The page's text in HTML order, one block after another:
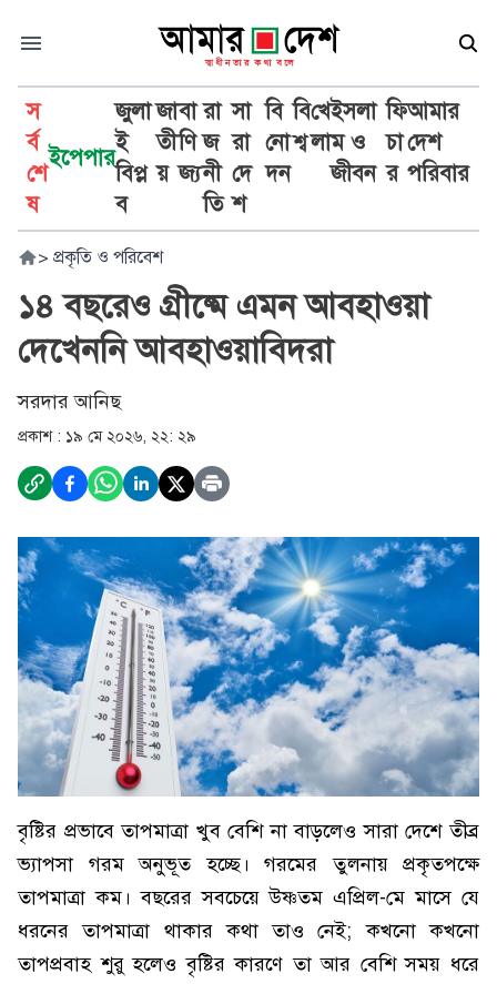
স
র্ব
শে
ষ
ইপেপার
জুলা
ই
বিপ্ল
ব
জা
তী
য়
বা
ণি
জ্য
রা
জ
নী
তি
সা
রা
দে
শ
বি
নো
দন
বি
শ্ব
খে
লা
ইসলা
ম ও
জীবন
ফি
চা
র
আমার
দেশ
পরিবার
> প্রকৃতি ও পরিবেশ
১৪ বছরেও গ্রীষ্মে এমন আবহাওয়া
দেখেননি আবহাওয়াবিদরা
সরদার আনিছ
প্রকাশ : ১৯ মে ২০২৬, ২২: ২৯
বৃষ্টির প্রভাবে তাপমাত্রা খুব বেশি না বাড়লেও সারা দেশে তীব্র
ভ্যাপসা গরম অনুভূত হচ্ছে। গরমের তুলনায় প্রকৃতপক্ষে
তাপমাত্রা কম। বছরের সবচেয়ে উষ্ণতম এপ্রিল-মে মাসে যে
ধরনের তাপমাত্রা থাকার কথা তাও নেই; কখনো কখনো
তাপপ্রবাহ শুরু হলেও বৃষ্টির কারণে তা আর বেশি সময় ধরে